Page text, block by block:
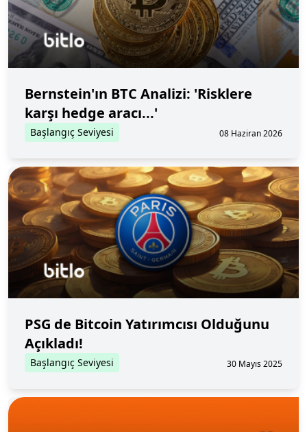
Bernstein'ın BTC Analizi: 'Risklere
karşı hedge aracı...'
Başlangıç Seviyesi 08 Haziran 2026
PSG de Bitcoin Yatırımcısı Olduğunu
Açıkladı!
Başlangıç Seviyesi 30 Mayıs 2025